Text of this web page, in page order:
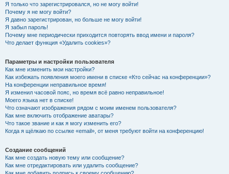
Я только что зарегистрировался, но не могу войти!
Почему я не могу войти?
Я давно зарегистрирован, но больше не могу войти!
Я забыл пароль!
Почему мне периодически приходится повторять ввод имени и пароля?
Что делает функция «Удалить cookies»?
Параметры и настройки пользователя
Как мне изменить мои настройки?
Как избежать появления моего имени в списке «Кто сейчас на конференции»?
На конференции неправильное время!
Я изменил часовой пояс, но время всё равно неправильное!
Моего языка нет в списке!
Что означают изображения рядом с моим именем пользователя?
Как мне включить отображение аватары?
Что такое звание и как я могу изменить его?
Когда я щёлкаю по ссылке «email», от меня требуют войти на конференцию!
Создание сообщений
Как мне создать новую тему или сообщение?
Как мне отредактировать или удалить сообщение?